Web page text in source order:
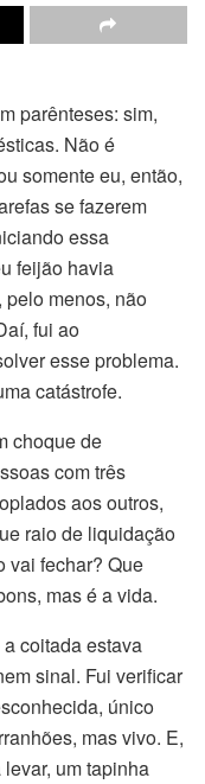
parênteses: sim,
Não é
somente eu, então,
se fazerem
essa
feijão havia
pelo menos, não
fui ao
esse problema.
catástrofe.
choque de
com três
aos outros,
raio de liquidação
vai fechar? Que
mas é a vida.
coitada estava
sinal. Fui verificar
único
mas vivo. E,
um tapinha